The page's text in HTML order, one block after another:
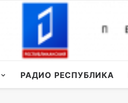
РАДИО РЕСПУБЛИКА